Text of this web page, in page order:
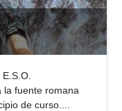
la fuente romana
de curso....